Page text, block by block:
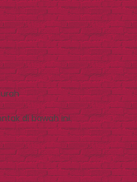
di bawah ini.